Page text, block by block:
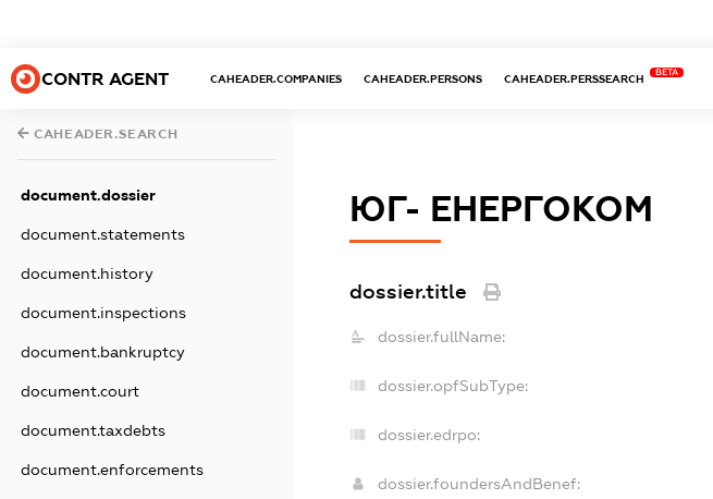
CONTR AGENT CAHEADER.COMPANIES CAHEADER.PERSONS CAHEADER.PERSSEARCH
BETA
CAHEADER.SEARCH
document.dossier
document.statements
document.history
document.inspections
document.bankruptcy
document.court
document.taxdebts
document.enforcements
ЮГ- ЕНЕРГОКОМ
dossier.title
dossier.fullName:
dossier.opfSubType:
dossier.edrpo:
dossier.foundersAndBenef: